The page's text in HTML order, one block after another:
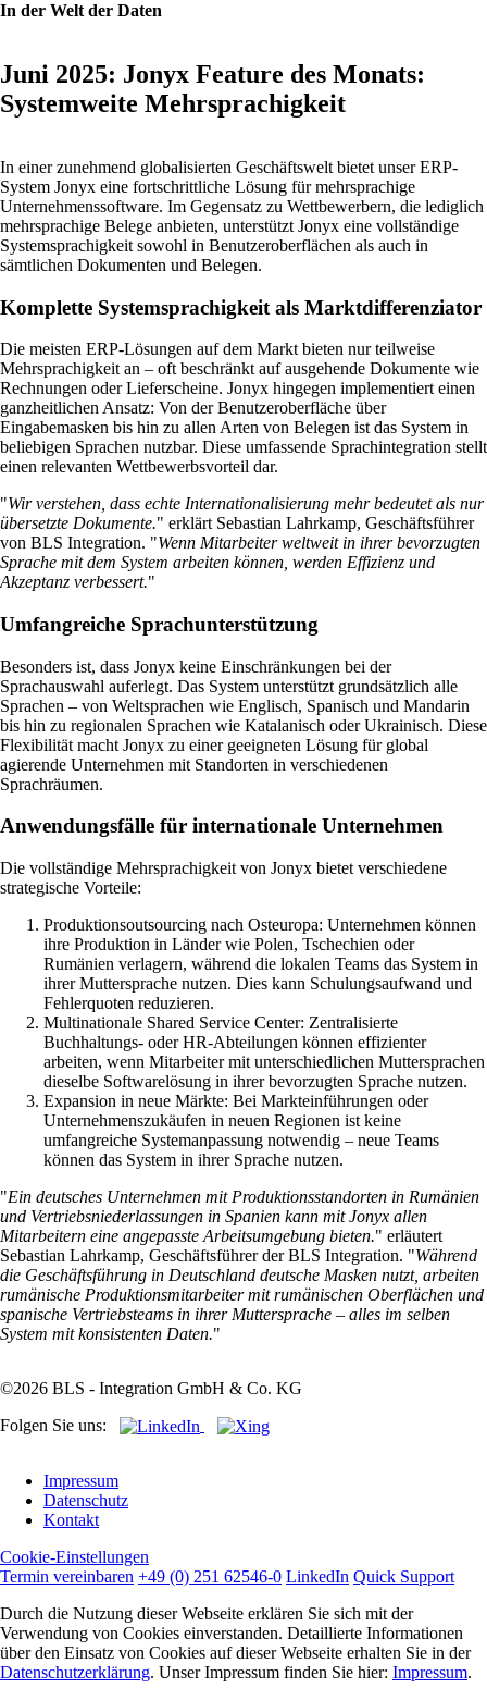
In der Welt der Daten
Juni 2025: Jonyx Feature des Monats:
Systemweite Mehrsprachigkeit
In einer zunehmend globalisierten Geschäftswelt bietet unser ERP-
System Jonyx eine fortschrittliche Lösung für mehrsprachige
Unternehmenssoftware. Im Gegensatz zu Wettbewerbern, die lediglich
mehrsprachige Belege anbieten, unterstützt Jonyx eine vollständige
Systemsprachigkeit sowohl in Benutzeroberflächen als auch in
sämtlichen Dokumenten und Belegen.
Komplette Systemsprachigkeit als Marktdifferenziator
Die meisten ERP-Lösungen auf dem Markt bieten nur teilweise
Mehrsprachigkeit an – oft beschränkt auf ausgehende Dokumente wie
Rechnungen oder Lieferscheine. Jonyx hingegen implementiert einen
ganzheitlichen Ansatz: Von der Benutzeroberfläche über
Eingabemasken bis hin zu allen Arten von Belegen ist das System in
beliebigen Sprachen nutzbar. Diese umfassende Sprachintegration stellt
einen relevanten Wettbewerbsvorteil dar.
"Wir verstehen, dass echte Internationalisierung mehr bedeutet als nur
übersetzte Dokumente." erklärt Sebastian Lahrkamp, Geschäftsführer
von BLS Integration. "Wenn Mitarbeiter weltweit in ihrer bevorzugten
Sprache mit dem System arbeiten können, werden Effizienz und
Akzeptanz verbessert."
Umfangreiche Sprachunterstützung
Besonders ist, dass Jonyx keine Einschränkungen bei der
Sprachauswahl auferlegt. Das System unterstützt grundsätzlich alle
Sprachen – von Weltsprachen wie Englisch, Spanisch und Mandarin
bis hin zu regionalen Sprachen wie Katalanisch oder Ukrainisch. Diese
Flexibilität macht Jonyx zu einer geeigneten Lösung für global
agierende Unternehmen mit Standorten in verschiedenen
Sprachräumen.
Anwendungsfälle für internationale Unternehmen
Die vollständige Mehrsprachigkeit von Jonyx bietet verschiedene
strategische Vorteile:
Produktionsoutsourcing nach Osteuropa: Unternehmen können
ihre Produktion in Länder wie Polen, Tschechien oder
Rumänien verlagern, während die lokalen Teams das System in
ihrer Muttersprache nutzen. Dies kann Schulungsaufwand und
Fehlerquoten reduzieren.
Multinationale Shared Service Center: Zentralisierte
Buchhaltungs- oder HR-Abteilungen können effizienter
arbeiten, wenn Mitarbeiter mit unterschiedlichen Muttersprachen
dieselbe Softwarelösung in ihrer bevorzugten Sprache nutzen.
Expansion in neue Märkte: Bei Markteinführungen oder
Unternehmenszukäufen in neuen Regionen ist keine
umfangreiche Systemanpassung notwendig – neue Teams
können das System in ihrer Sprache nutzen.
"Ein deutsches Unternehmen mit Produktionsstandorten in Rumänien
und Vertriebsniederlassungen in Spanien kann mit Jonyx allen
Mitarbeitern eine angepasste Arbeitsumgebung bieten." erläutert
Sebastian Lahrkamp, Geschäftsführer der BLS Integration. "Während
die Geschäftsführung in Deutschland deutsche Masken nutzt, arbeiten
rumänische Produktionsmitarbeiter mit rumänischen Oberflächen und
spanische Vertriebsteams in ihrer Muttersprache – alles im selben
System mit konsistenten Daten."
©2026 BLS - Integration GmbH & Co. KG
Folgen Sie uns:
überspringen
Impressum
Datenschutz
Kontakt
Cookie-Einstellungen
Termin vereinbaren +49 (0) 251 62546-0 LinkedIn Quick Support
Durch die Nutzung dieser Webseite erklären Sie sich mit der
Verwendung von Cookies einverstanden. Detaillierte Informationen
über den Einsatz von Cookies auf dieser Webseite erhalten Sie in der
Datenschutzerklärung. Unser Impressum finden Sie hier: Impressum.